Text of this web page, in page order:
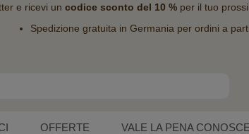
e ricevi un codice sconto del 10 %per il tuo
Spedizione gratuita in Germania per ordini a
OFFERTE VALE LA PENA